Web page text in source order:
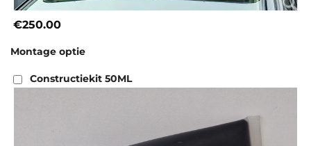
€250.00
Montage optie
Constructiekit 50ML